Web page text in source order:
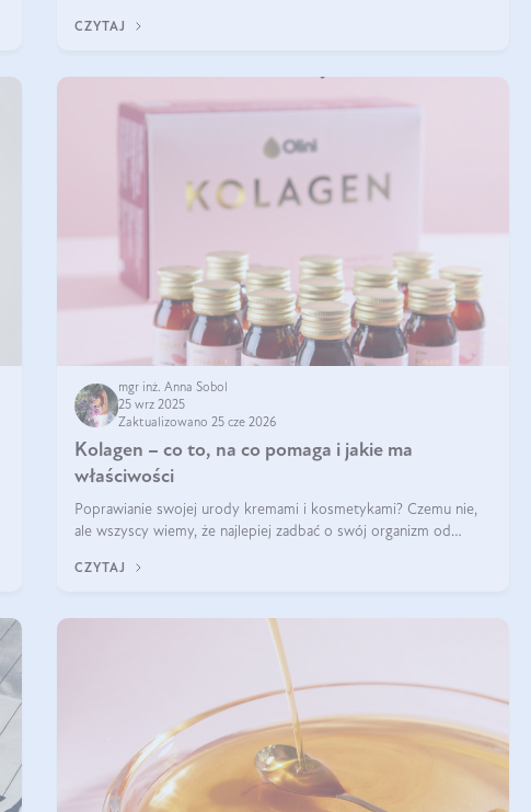
CZYTAJ
mgr inż. Anna Sobol
25 wrz 2025
Zaktualizowano 25 cze 2026
Kolagen – co to, na co pomaga i jakie ma
właściwości
Poprawianie swojej urody kremami i kosmetykami? Czemu nie,
ale wszyscy wiemy, że najlepiej zadbać o swój organizm od
zewnętrzny prezentował się zdrowo i atrakcyjnie. Stosowanie
CZYTAJ